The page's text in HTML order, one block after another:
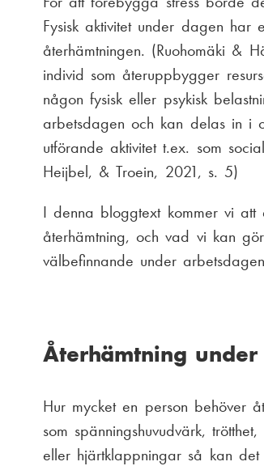
Fysisk aktivitet under dagen har
återhämtningen. (Ruohomäki &
individ som återuppbygger
någon fysisk eller psykisk
arbetsdagen och kan delas in i
utförande aktivitet t.ex. som
Heijbel, & Troein, 2021, s. 5)
I denna bloggtext kommer vi att
återhämtning, och vad vi kan
välbefinnande under
Återhämtning
Hur mycket en person behöver
som spänningshuvudvärk,
eller hjärtklappningar så kan